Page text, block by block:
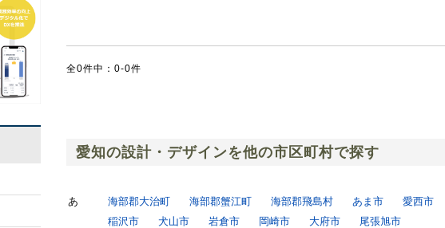
全0件中：0-0件
愛知の設計・デザインを他の市区町村で探す
あ 海部郡大治町 海部郡蟹江町 海部郡飛島村 あま市
愛西市
稲沢市
犬山市 岩倉市 岡崎市 大府市 尾張旭市